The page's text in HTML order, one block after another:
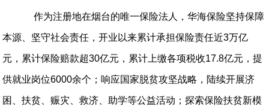
作为注册地在烟台的唯一保险法人，华海保险坚持保障
本源、坚守社会责任，开业以来累计承担保险责任近3万亿
元，累计保险赔款超30亿元，累计上缴各项税收17.8亿元，提
供就业岗位6000余个；响应国家脱贫攻坚战略，陆续开展济
困、扶贫、赈灾、救济、助学等公益活动；探索保险扶贫新模